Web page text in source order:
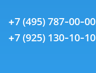
+7 (495) 787-00-00
+7 (925) 130-10-10